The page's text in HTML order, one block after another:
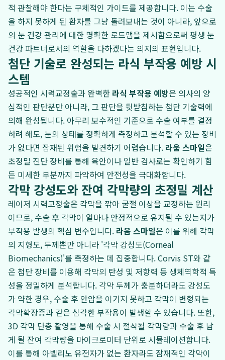
적 관찰해야 한다는 구체적인 가이드를 제공합니다. 이는 수술
을 하지 못하게 된 환자를 그냥 돌려보내는 것이 아니라, 앞으로
의 눈 건강 관리에 대한 명확한 로드맵을 제시함으로써 평생 눈
건강 파트너로서의 역할을 다하겠다는 의지의 표현입니다.
첨단 기술로 완성되는 라식 부작용 예방 시
스템
성공적인 시력교정술과 완벽한 라식 부작용 예방은 의사의 양
심적인 판단뿐만 아니라, 그 판단을 뒷받침하는 첨단 기술력에
의해 완성됩니다. 아무리 보수적인 기준으로 수술 여부를 결정
하려 해도, 눈의 상태를 정확하게 측정하고 분석할 수 있는 장비
가 없다면 잠재된 위험을 발견하기 어렵습니다. 라움 스마일은
초정밀 진단 장비를 통해 육안이나 일반 검사로는 확인하기 힘
든 미세한 부분까지 파악하여 안전성을 극대화합니다.
각막 강성도와 잔여 각막량의 초정밀 계산
레이저 시력교정술은 각막을 깎아 굴절 이상을 교정하는 원리
이므로, 수술 후 각막이 얼마나 안정적으로 유지될 수 있는지가
부작용 발생의 핵심 변수입니다. 라움 스마일은 이를 위해 각막
의 지형도, 두께뿐만 아니라 '각막 강성도(Corneal
Biomechanics)'를 측정하는 데 집중합니다. Corvis ST와 같
은 첨단 장비를 이용해 각막의 탄성 및 저항력 등 생체역학적 특
성을 정밀하게 분석합니다. 각막 두께가 충분하더라도 강성도
가 약한 경우, 수술 후 안압을 이기지 못하고 각막이 변형되는
각막확장증과 같은 심각한 부작용이 발생할 수 있습니다. 또한,
3D 각막 단층 촬영을 통해 수술 시 절삭될 각막량과 수술 후 남
게 될 잔여 각막량을 마이크로미터 단위로 시뮬레이션합니다.
이를 통해 아벨리노 유전자가 없는 환자라도 잠재적인 각막이